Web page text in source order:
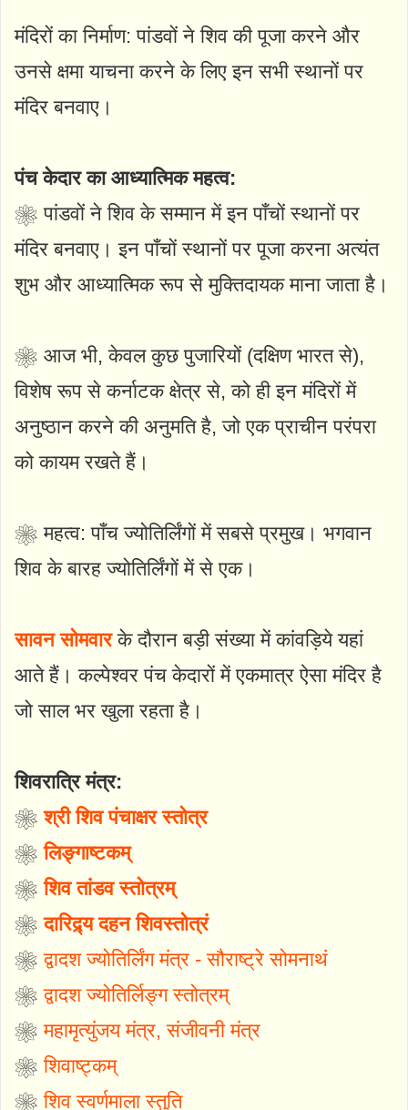
मंदिरों का निर्माण: पांडवों ने शिव की पूजा करने और
उनसे क्षमा याचना करने के लिए इन सभी स्थानों पर
मंदिर बनवाए।
पंच केदार का आध्यात्मिक महत्व:
❀ पांडवों ने शिव के सम्मान में इन पाँचों स्थानों पर
मंदिर बनवाए। इन पाँचों स्थानों पर पूजा करना अत्यंत
शुभ और आध्यात्मिक रूप से मुक्तिदायक माना जाता है।
❀ आज भी, केवल कुछ पुजारियों (दक्षिण भारत से),
विशेष रूप से कर्नाटक क्षेत्र से, को ही इन मंदिरों में
अनुष्ठान करने की अनुमति है, जो एक प्राचीन परंपरा
को कायम रखते हैं।
❀ महत्व: पाँच ज्योतिर्लिंगों में सबसे प्रमुख। भगवान
शिव के बारह ज्योतिर्लिंगों में से एक।
सावन सोमवारके दौरान बड़ी संख्या में कांवड़िये यहां
आते हैं। कल्पेश्वर पंच केदारों में एकमात्र ऐसा मंदिर है
जो साल भर खुला रहता है।
शिवरात्रि मंत्र:
❀श्री शिव पंचाक्षर स्तोत्र
❀लिङ्गाष्टकम्
❀शिव तांडव स्तोत्रम्
❀दारिद्र्य दहन शिवस्तोत्रं
❀द्वादश ज्योतिर्लिंग मंत्र - सौराष्ट्रे सोमनाथं
❀ द्वादश ज्योतिर्लिङ्ग स्तोत्रम्
❀महामृत्युंजय मंत्र, संजीवनी मंत्र
❀शिवाष्ट्कम्
❀शिव स्वर्णमाला स्तुति